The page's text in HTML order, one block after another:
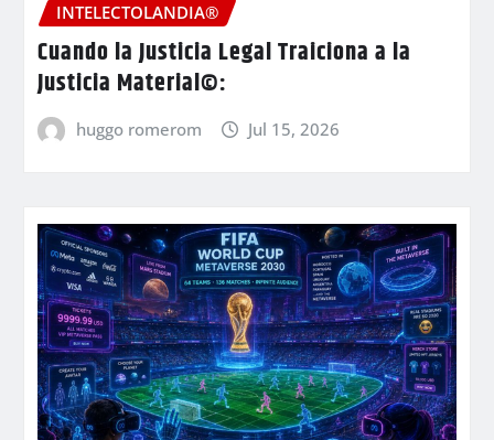
INTELECTOLANDIA®
Cuando la Justicia Legal Traiciona a la
Justicia Material©:
huggo romerom Jul 15, 2026